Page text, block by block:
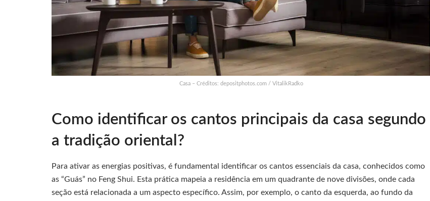
Casa – Créditos: depositphotos.com / VitalikRadko
Como identificar os cantos principais da casa segundo
a tradição oriental?
Para ativar as energias positivas, é fundamental identificar os cantos essenciais da casa, conhecidos como
as “Guás” no Feng Shui. Esta prática mapeia a residência em um quadrante de nove divisões, onde cada
seção está relacionada a um aspecto específico. Assim, por exemplo, o canto da esquerda, ao fundo da